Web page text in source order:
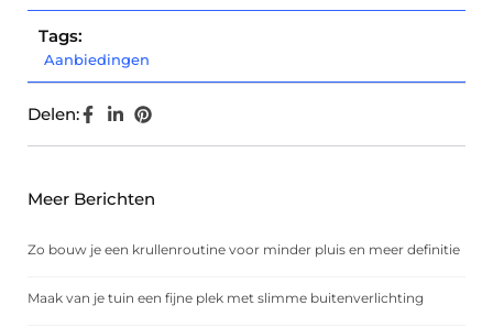
Tags:
Aanbiedingen
Delen:
Meer Berichten
Zo bouw je een krullenroutine voor minder pluis en meer definitie
Maak van je tuin een fijne plek met slimme buitenverlichting